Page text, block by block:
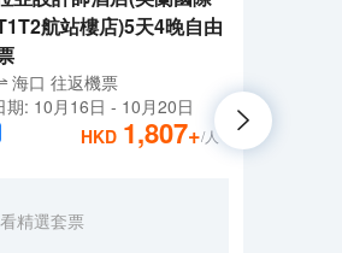
航站樓店)5天4晚自由
海口 往返機票
期: 10月16日 - 10月20日
HKD 1,807+/人
精選套票